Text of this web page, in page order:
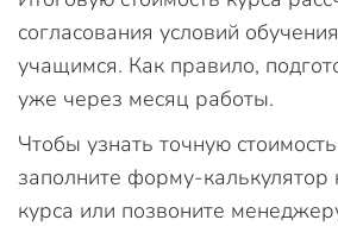
согласования условий
учащимся. Как правило,
уже через месяц работы.
Чтобы узнать точную
заполните форму-калькулятор
курса или позвоните